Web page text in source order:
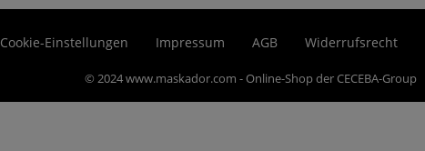
Cookie-Einstellungen Impressum AGB Widerrufsrecht
© 2024 www.maskador.com - Online-Shop der CECEBA-Group